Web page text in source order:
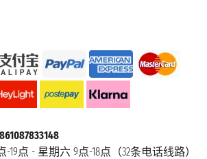
19点 - 星期六 9点-18点（32条电话线路）